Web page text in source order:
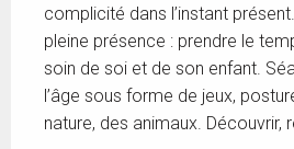
complicité dans l’instant
pleine présence : prendre le
soin de soi et de son enfant.
l’âge sous forme de jeux,
nature, des animaux. Découvrir,